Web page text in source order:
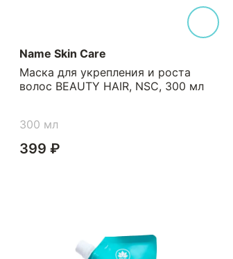
Name Skin Care
Маска для укрепления и роста
волос BEAUTY HAIR, NSC, 300 мл
300 мл
399 ₽